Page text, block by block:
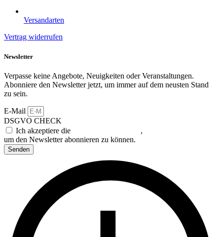
Versandarten
Vertrag widerrufen
Newsletter
Verpasse keine Angebote, Neuigkeiten oder Veranstaltungen.
Abonniere den Newsletter jetzt, um immer auf dem neusten Stand
zu sein.
E-Mail
DSGVO CHECK
Ich akzeptiere die
,
um den Newsletter abonnieren zu können.
Senden